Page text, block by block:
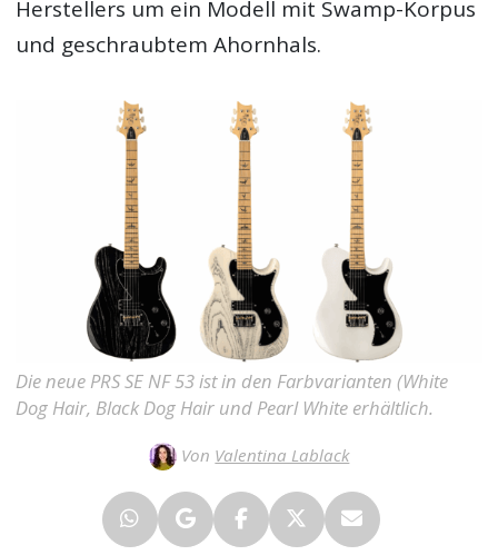
Herstellers um ein Modell mit Swamp-Korpus
und geschraubtem Ahornhals.
Die neue PRS SE NF 53 ist in den Farbvarianten (White
Dog Hair, Black Dog Hair und Pearl White erhältlich.
Von Valentina Lablack